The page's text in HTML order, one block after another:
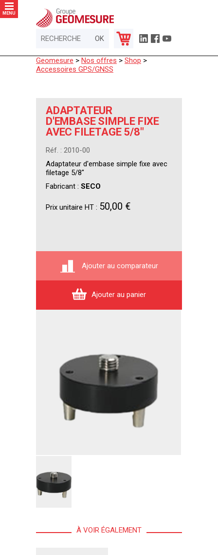
MENU
Geomesure > Nos offres > Shop >
Accessoires GPS/GNSS
ADAPTATEUR
D'EMBASE SIMPLE FIXE
AVEC FILETAGE 5/8"
Réf. : 2010-00
Adaptateur d'embase simple fixe avec
filetage 5/8"
Fabricant : SECO
Prix unitaire HT : 50,00 €
Ajouter au comparateur
Ajouter au panier
À VOIR ÉGALEMENT
Panneau de gestion des cookies